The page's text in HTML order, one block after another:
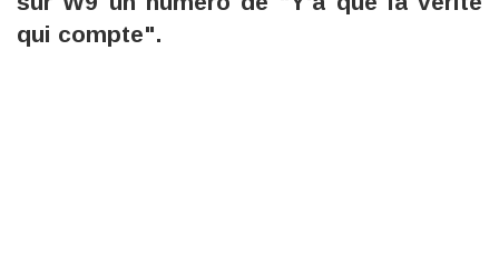
qui compte".